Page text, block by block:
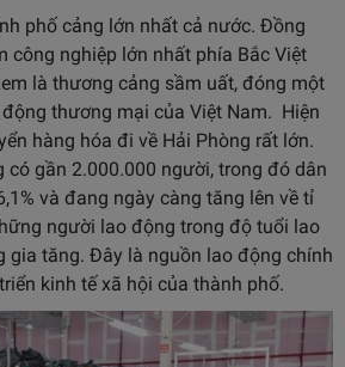
phố cảng lớn nhất cả nước. Đồng
công nghiệp lớn nhất phía Bắc Việt
là thương cảng sầm uất, đóng một
thương mại của Việt Nam. Hiện
hàng hóa đi về Hải Phòng rất lớn.
có gần 2.000.000 người, trong đó dân
và đang ngày càng tăng lên về tỉ
người lao động trong độ tuổi lao
gia tăng. Đây là nguồn lao động chính
kinh tế xã hội của thành phố.